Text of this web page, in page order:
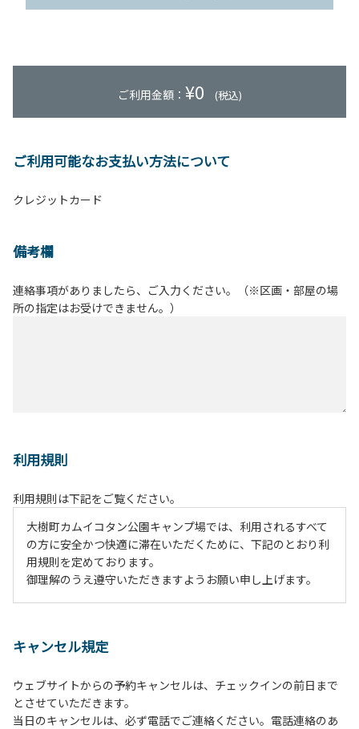
ご利用金額： ¥0 (税込)
ご利用可能なお支払い方法について
クレジットカード
備考欄
連絡事項がありましたら、ご入力ください。（※区画・部屋の場
所の指定はお受けできません。）
利用規則
利用規則は下記をご覧ください。
大樹町カムイコタン公園キャンプ場では、利用されるすべて
の方に安全かつ快適に滞在いただくために、下記のとおり利
用規則を定めております。
御理解のうえ遵守いただきますようお願い申し上げます。
２、中学生以下だけでの利用はできません。高校生以上の方
３、テントサイト（多目的広場を含む。）の使用は、事前に
予約いただいた方のみで、連泊の方を除き、正午からです。
基本的に、テント1張りにつき1区画の予約をお願いします。
キャンセル規定
ウェブサイトからの予約キャンセルは、チェックインの前日まで
とさせていただきます。
当日のキャンセルは、必ず電話でご連絡ください。電話連絡のあ